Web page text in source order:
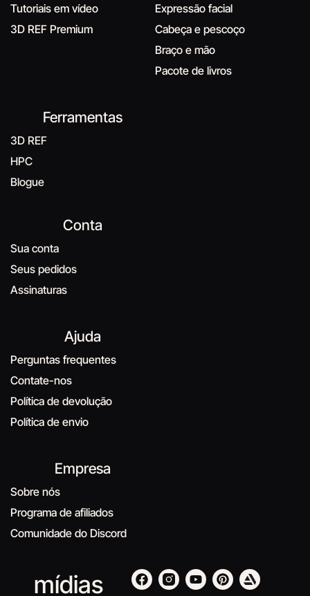
Tutoriais em vídeo
3D REF Premium
Expressão facial
Cabeça e pescoço
Braço e mão
Pacote de livros
Ferramentas
3D REF
HPC
Blogue
mídias
Empresa
Sobre nós
Programa de afiliados
Comunidade do Discord
Ajuda
Perguntas frequentes
Contate-nos
Política de devolução
Política de envio
Conta
Sua conta
Seus pedidos
Assinaturas